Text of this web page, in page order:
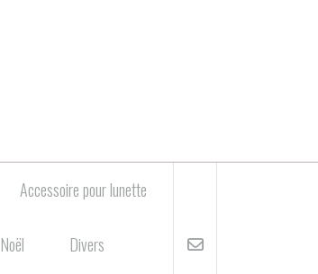
Accessoire pour lunette
Noël Divers